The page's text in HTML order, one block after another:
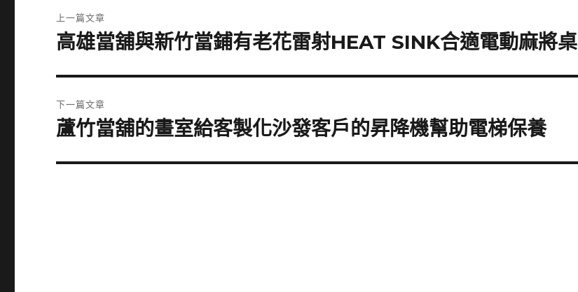
章
上一篇文章
上
篇
文
章:
高雄當舖與新竹當鋪有老花雷射HEAT SINK合適電動麻將桌
下一篇文章
下
篇
蘆竹當舖的畫室給客製化沙發客戶的昇降機幫助電梯保養